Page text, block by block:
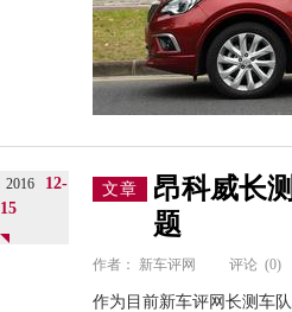
2016
12-
15
文章
昂科威长
题
作者： 新车评网 评论 (0)
作为目前新车评网长测车